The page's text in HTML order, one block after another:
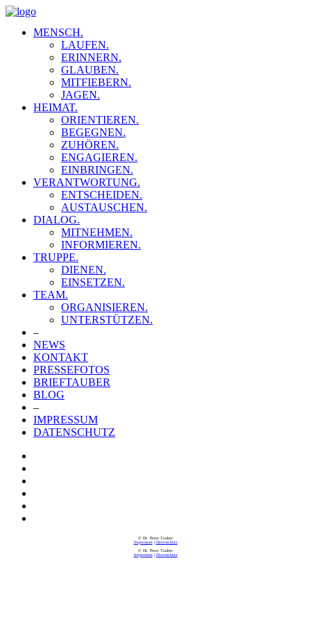
MENSCH.
LAUFEN.
ERINNERN.
GLAUBEN.
MITFIEBERN.
JAGEN.
HEIMAT.
ORIENTIEREN.
BEGEGNEN.
ZUHÖREN.
ENGAGIEREN.
EINBRINGEN.
VERANTWORTUNG.
ENTSCHEIDEN.
AUSTAUSCHEN.
DIALOG.
MITNEHMEN.
INFORMIEREN.
TRUPPE.
DIENEN.
EINSETZEN.
TEAM.
ORGANISIEREN.
UNTERSTÜTZEN.
–
NEWS
KONTAKT
PRESSEFOTOS
BRIEFTAUBER
BLOG
–
IMPRESSUM
DATENSCHUTZ
© Dr. Peter Tauber
Impressum| Datenschutz
© Dr. Peter Tauber
Impressum| Datenschutz